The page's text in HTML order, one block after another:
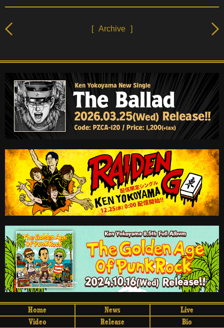
[ Archive ]
Home News
Live
Video
Release Bio